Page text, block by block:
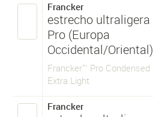
Francker
estrecho ultraligera
Pro (Europa
Occidental/Oriental)
Francker™ Pro Condensed
Extra Light
Francker